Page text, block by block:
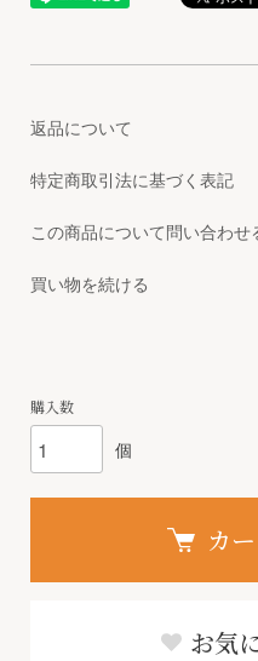
返品について
特定商取引法に基づく表記
この商品について問い合わせ
買い物を続ける
購入数
個
カ
お気